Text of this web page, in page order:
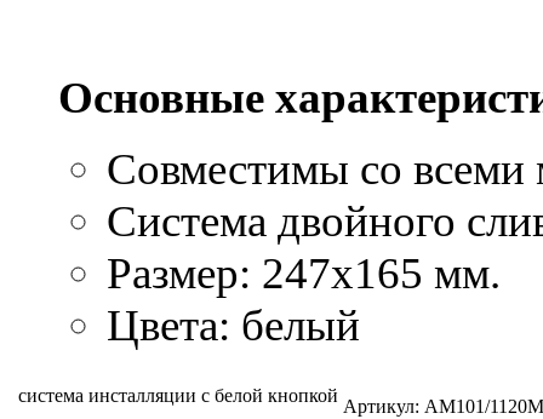
Основные
Совместимы со
Система двойного
Размер: 247х165 мм.
Цвета: белый
система инсталляции с белой кнопкой
Артикул: AM101/